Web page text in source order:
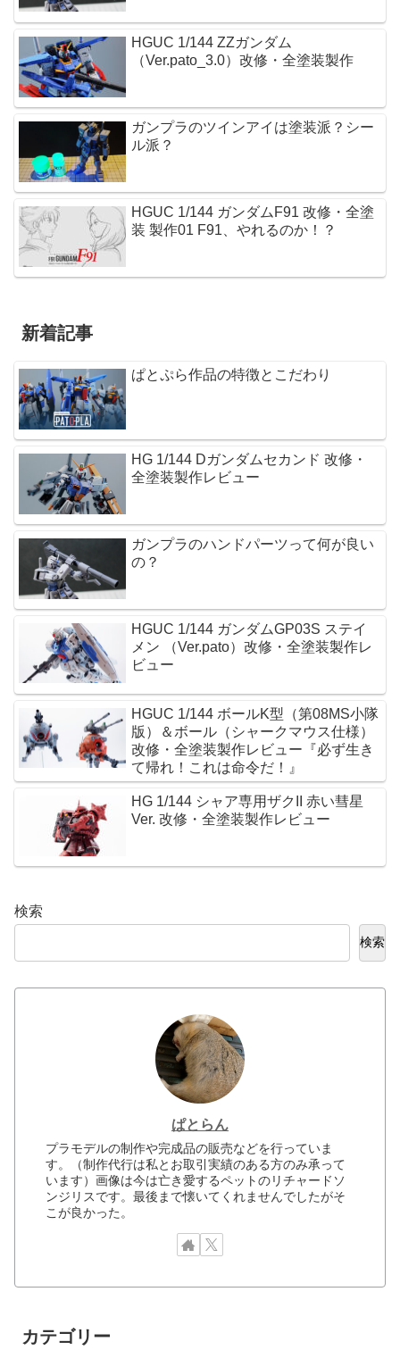
HGUC 1/144 ZZガンダム
（Ver.pato_3.0）改修・全塗装製作
ガンプラのツインアイは塗装派？シー
ル派？
HGUC 1/144 ガンダムF91 改修・全塗
装 製作01 F91、やれるのか！？
新着記事
ぱとぷら作品の特徴とこだわり
HG 1/144 Dガンダムセカンド 改修・
全塗装製作レビュー
ガンプラのハンドパーツって何が良い
の？
HGUC 1/144 ガンダムGP03S ステイ
メン （Ver.pato）改修・全塗装製作レ
ビュー
HGUC 1/144 ボールK型（第08MS小隊
版）＆ボール（シャークマウス仕様）
改修・全塗装製作レビュー『必ず生き
て帰れ！これは命令だ！』
HG 1/144 シャア専用ザクII 赤い彗星
Ver. 改修・全塗装製作レビュー
検索
検索
ぱとらん
プラモデルの制作や完成品の販売などを行っていま
す。（制作代行は私とお取引実績のある方のみ承って
います）画像は今は亡き愛するペットのリチャードソ
ンジリスです。最後まで懐いてくれませんでしたがそ
こが良かった。
カテゴリー